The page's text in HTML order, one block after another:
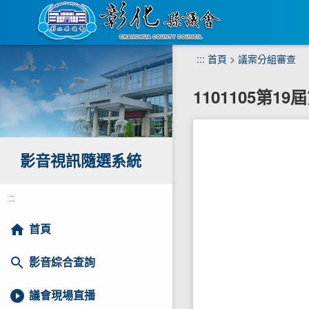
主
要
容
區
影音視訊隨選系統
:::
home 首頁
search 影音綜合查詢
play_circle_filled 議會現場直播
::: 首頁 > 議案分組審查
1101105第19